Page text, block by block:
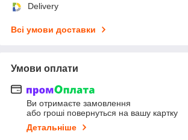
Delivery
Всі умови доставки
Умови оплати
Ви отримаєте замовлення
або гроші повернуться на вашу картку
Детальніше